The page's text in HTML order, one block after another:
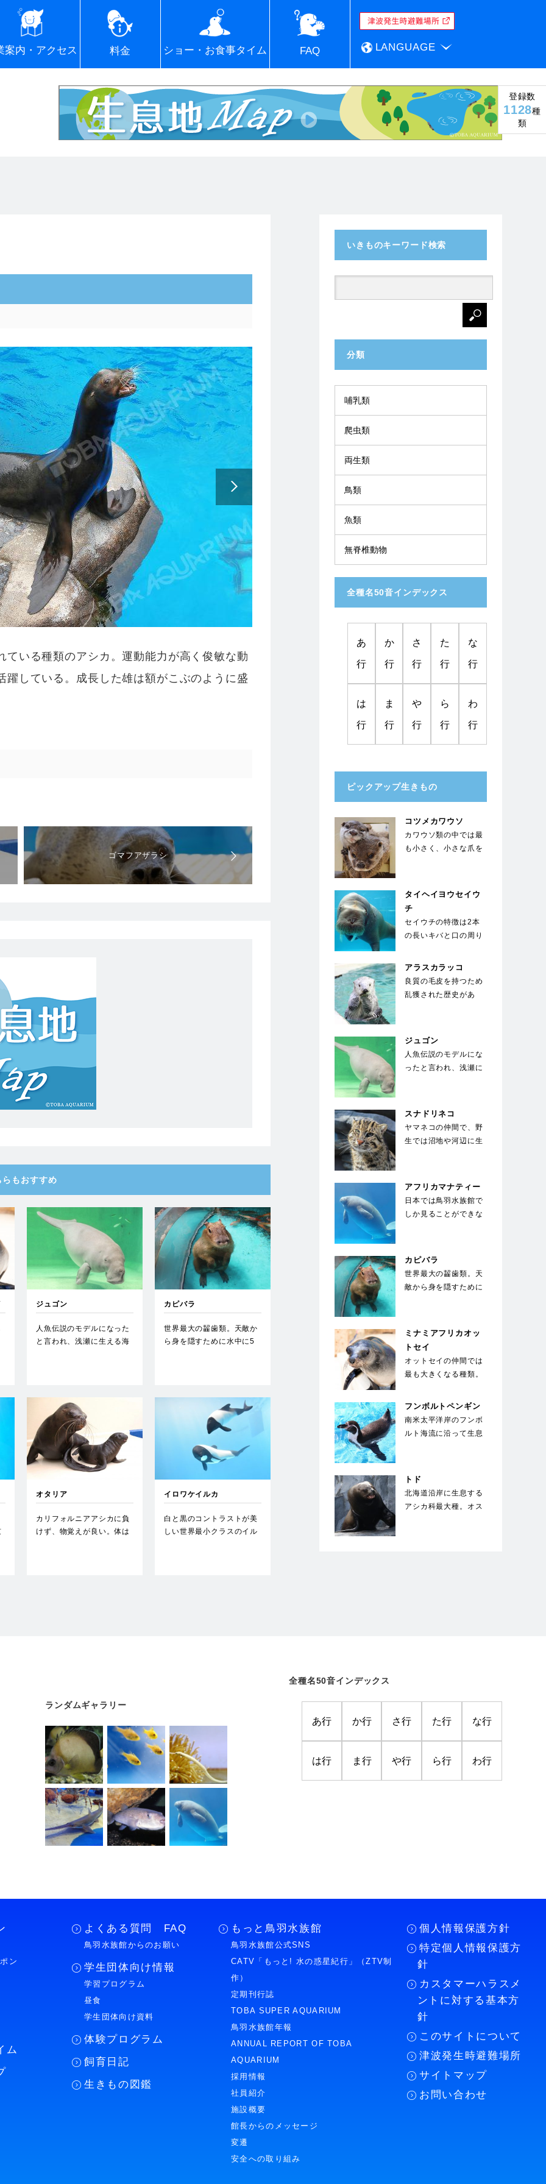
案内・アクセス 料金 ショー・お食事タイム FAQ LANGUAGE
登録数
1128種
類
いる種類のアシカ。運動能力が高く俊敏な動
している。成長した雄は額がこぶのように盛
ゴマフアザラシ
らもおすすめ
ジュゴン
人魚伝説のモデルになった
と言われ、浅瀬に生える海
カピバラ
世界最大の齧歯類。天敵か
ら身を隠すために水中に5
オタリア
カリフォルニアアシカに負
けず、物覚えが良い。体は
イロワケイルカ
白と黒のコントラストが美
しい世界最小クラスのイル
いきものキーワード検索
分類
哺乳類
爬虫類
両生類
鳥類
魚類
無脊椎動物
全種名50音インデックス
あ
行
か
行
さ
行
た
行
な
行
は
行
ま
行
や
行
ら
行
わ
行
ピックアップ生きもの
コツメカワウソ
カワウソ類の中では最
も小さく、小さな爪を
餌…
タイヘイヨウセイウ
チ
セイウチの特徴は2本
の長いキバと口の周り
ゲ。キバは上顎の犬…
アラスカラッコ
良質の毛皮を持つため
乱獲された歴史があ
ジュゴン
人魚伝説のモデルにな
ったと言われ、浅瀬に
スナドリネコ
ヤマネコの仲間で、野
生では沼地や河辺に生
アフリカマナティー
日本では鳥羽水族館で
しか見ることができな
滅…
カピバラ
世界最大の齧歯類。天
敵から身を隠すために
ミナミアフリカオッ
トセイ
オットセイの仲間では
最も大きくなる種類。
綿毛のような下毛が
密…
フンボルトペンギン
南米太平洋岸のフンボ
ルト海流に沿って生息
トド
北海道沿岸に生息する
アシカ科最大種。オス
全種名50音インデックス
あ行 か行 さ行 た行 な行
は行 ま行 や行 ら行 わ行
ランダムギャラリー
ン
ム
よくある質問 FAQ
鳥羽水族館からのお願い
学生団体向け情報
学習プログラム
昼食
学生団体向け資料
体験プログラム
飼育日記
生きもの図鑑
もっと鳥羽水族館
鳥羽水族館公式SNS
CATV「もっと! 水の惑星紀行」（ZTV制
作）
定期刊行誌
TOBA SUPER AQUARIUM
鳥羽水族館年報
ANNUAL REPORT OF TOBA
AQUARIUM
採用情報
社員紹介
施設概要
館長からのメッセージ
変遷
安全への取り組み
個人情報保護方針
特定個人情報保護方
針
カスタマーハラスメ
ントに対する基本方
針
このサイトについて
津波発生時避難場所
サイトマップ
お問い合わせ